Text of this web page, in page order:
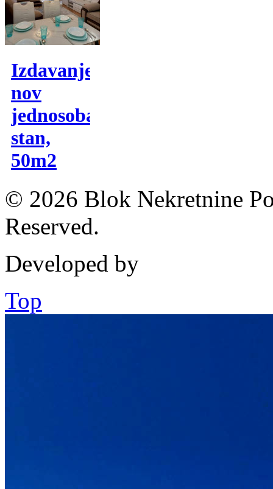
Izdavanje,
nov
jednosoban
stan,
50m2
© 2026 Blok Nekretnine
Reserved.
Developed by
Top